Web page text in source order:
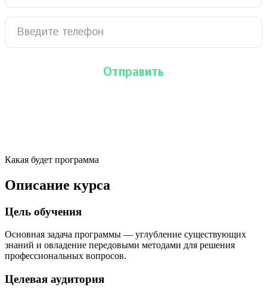
Какая будет программа
Описание курса
Цель обучения
Основная задача программы — углубление существующих
знаний и овладение передовыми методами для решения
профессиональных вопросов.
Целевая аудитория